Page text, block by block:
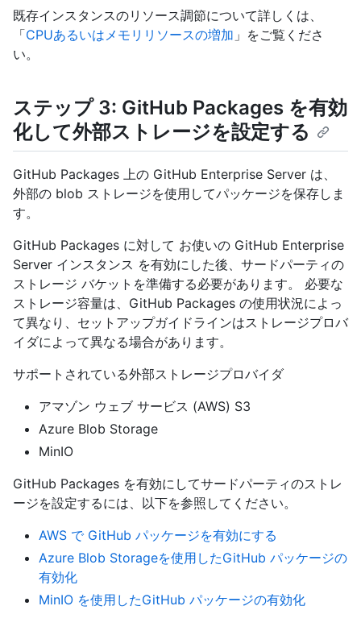
既存インスタンスのリソース調節について詳しくは、
「CPUあるいはメモリリソースの増加 」をご覧くださ
い。
ステップ 3: GitHub Packages を有効
化して外部ストレージを設定する
GitHub Packages 上の GitHub Enterprise Server は、
外部の blob ストレージを使用してパッケージを保存しま
す。
GitHub Packages に対して お使いの GitHub Enterprise
Server インスタンス を有効にした後、サードパーティの
ストレージ バケットを準備する必要があります。 必要な
ストレージ容量は、GitHub Packages の使用状況によっ
て異なり、セットアップガイドラインはストレージプロバ
イダによって異なる場合があります。
サポートされている外部ストレージプロバイダ
アマゾン ウェブ サービス (AWS) S3
Azure Blob Storage
MinIO
GitHub Packages を有効にしてサードパーティのストレ
ージを設定するには、以下を参照してください。
AWS で GitHub パッケージを有効にする
Azure Blob Storageを使用したGitHub パッケージの
有効化
MinIO を使用したGitHub パッケージの有効化